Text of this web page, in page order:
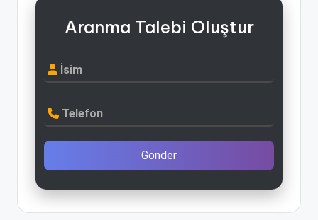
Aranma Talebi Oluştur
İsim
Telefon
Gönder